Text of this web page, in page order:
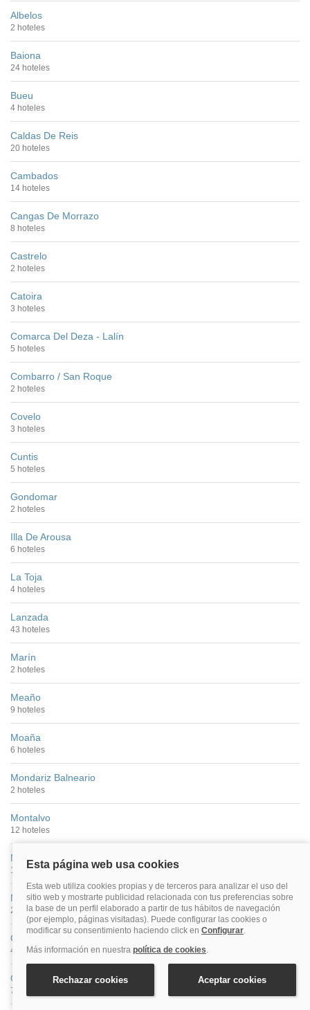
Albelos
2 hoteles
Baiona
24 hoteles
Bueu
4 hoteles
Caldas De Reis
20 hoteles
Cambados
14 hoteles
Cangas De Morrazo
8 hoteles
Castrelo
2 hoteles
Catoira
3 hoteles
Comarca Del Deza - Lalín
5 hoteles
Combarro / San Roque
2 hoteles
Covelo
3 hoteles
Cuntis
5 hoteles
Gondomar
2 hoteles
Illa De Arousa
6 hoteles
La Toja
4 hoteles
Lanzada
43 hoteles
Marín
2 hoteles
Meaño
9 hoteles
Moaña
6 hoteles
Mondariz Balneario
2 hoteles
Montalvo
12 hoteles
Nigrán
12 hoteles
Noalla
21 hoteles
O Grove
48 hoteles
Oia
7 hoteles